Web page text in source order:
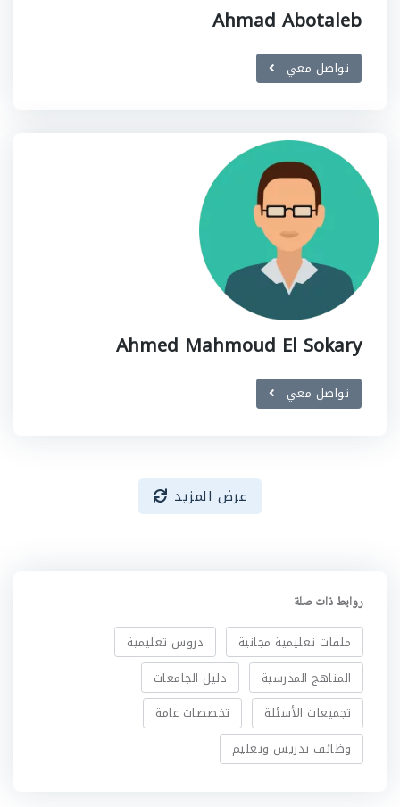
Ahmad Abotaleb
تواصل معي
Ahmed Mahmoud El Sokary
تواصل معي
عرض المزيد
روابط ذات صلة
ملفات تعليمية مجانية
دروس تعليمية
المناهج المدرسية
دليل الجامعات
تجميعات الأسئلة
تخصصات عامة
وظائف تدريس وتعليم